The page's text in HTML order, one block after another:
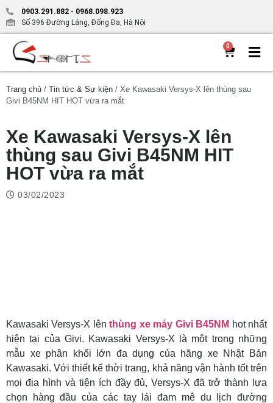
0903.291.882 - 0968.098.923
Số 396 Đường Láng, Đống Đa, Hà Nội
0
Trang chủ / Tin tức & Sự kiện / Xe Kawasaki Versys-X lên thùng sau
Givi B45NM HIT HOT vừa ra mắt
Xe Kawasaki Versys-X lên
thùng sau Givi B45NM HIT
HOT vừa ra mắt
03/02/2023
Kawasaki Versys-X lên thùng xe máy Givi B45NM hot nhất
hiện tại của Givi. Kawasaki Versys-X là một trong những
mẫu xe phân khối lớn đa dụng của hãng xe Nhật Bản
Kawasaki. Với thiết kế thời trang, khả năng vận hành tốt trên
mọi địa hình và tiện ích đầy đủ, Versys-X đã trở thành lựa
chọn hàng đầu của các tay lái đam mê du lịch đường